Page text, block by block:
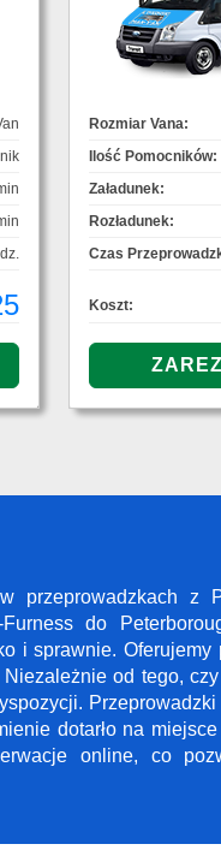
Rozmiar Vana:
Ilość Pomocników:
Załadunek:
Rozładunek:
Czas
Koszt:
przeprowadzkach z
do
i sprawnie. Oferujemy
od tego,
dotarło na
online, co